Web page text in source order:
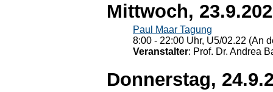
Mittwoch,
Paul Maar Tagung
8:00 - 22:00 Uhr, U5/02.22 (An
Veranstalter: Prof. Dr. Andrea
Donnerstag,